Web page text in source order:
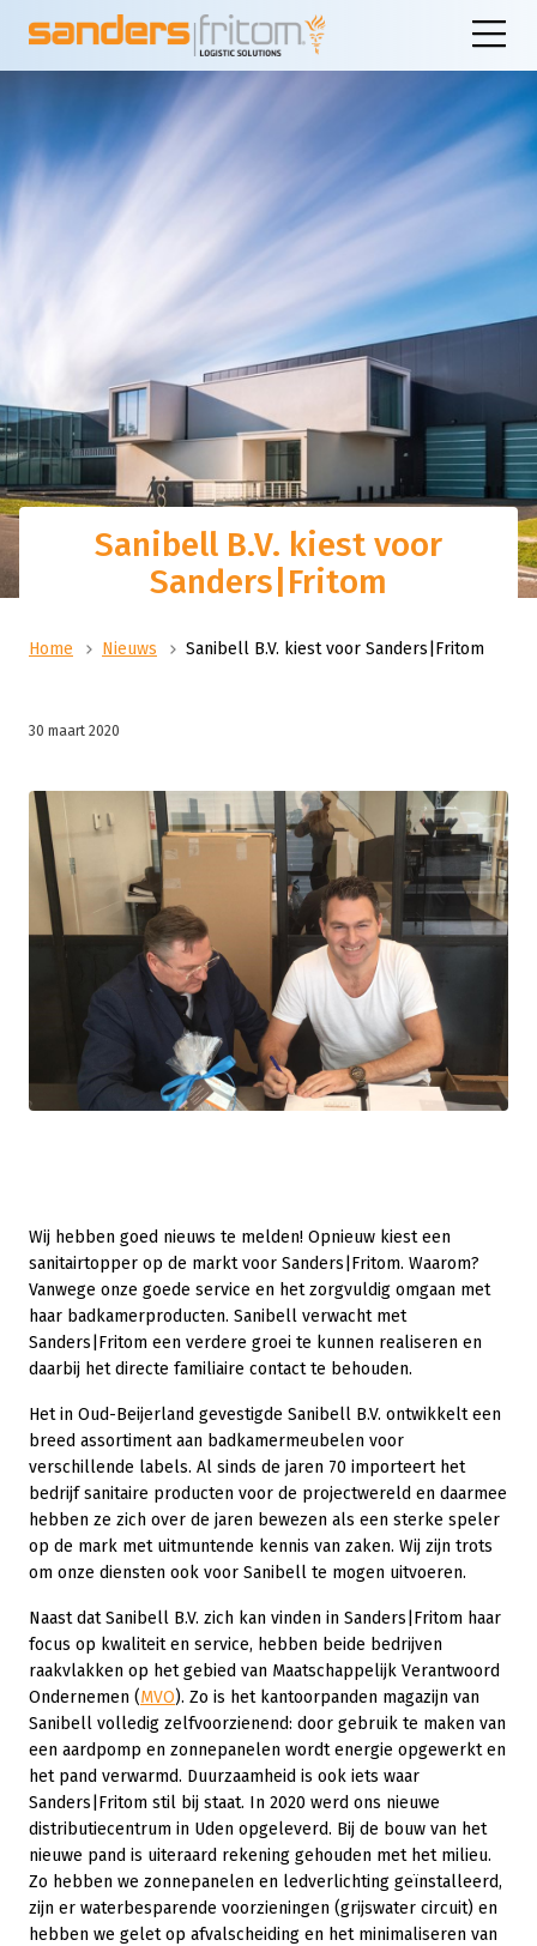
Sanibell B.V. kiest voor
Sanders|Fritom
Home Nieuws Sanibell B.V. kiest voor Sanders|Fritom
30 maart 2020
Wij hebben goed nieuws te melden! Opnieuw kiest een
sanitairtopper op de markt voor Sanders|Fritom. Waarom?
Vanwege onze goede service en het zorgvuldig omgaan met
haar badkamerproducten. Sanibell verwacht met
Sanders|Fritom een verdere groei te kunnen realiseren en
daarbij het directe familiaire contact te behouden.
Het in Oud-Beijerland gevestigde Sanibell B.V. ontwikkelt een
breed assortiment aan badkamermeubelen voor
verschillende labels. Al sinds de jaren 70 importeert het
bedrijf sanitaire producten voor de projectwereld en daarmee
hebben ze zich over de jaren bewezen als een sterke speler
op de mark met uitmuntende kennis van zaken. Wij zijn trots
om onze diensten ook voor Sanibell te mogen uitvoeren.
Naast dat Sanibell B.V. zich kan vinden in Sanders|Fritom haar
focus op kwaliteit en service, hebben beide bedrijven
raakvlakken op het gebied van Maatschappelijk Verantwoord
Ondernemen (MVO). Zo is het kantoorpanden magazijn van
Sanibell volledig zelfvoorzienend: door gebruik te maken van
een aardpomp en zonnepanelen wordt energie opgewerkt en
het pand verwarmd. Duurzaamheid is ook iets waar
Sanders|Fritom stil bij staat. In 2020 werd ons nieuwe
distributiecentrum in Uden opgeleverd. Bij de bouw van het
nieuwe pand is uiteraard rekening gehouden met het milieu.
Zo hebben we zonnepanelen en ledverlichting geïnstalleerd,
zijn er waterbesparende voorzieningen (grijswater circuit) en
hebben we gelet op afvalscheiding en het minimaliseren van